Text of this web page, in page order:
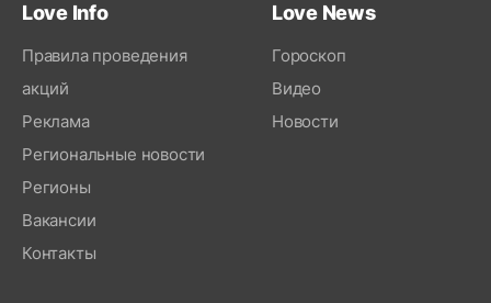
Love Info
Правила проведения
акций
Реклама
Региональные новости
Регионы
Вакансии
Контакты
Love News
Гороскоп
Видео
Новости